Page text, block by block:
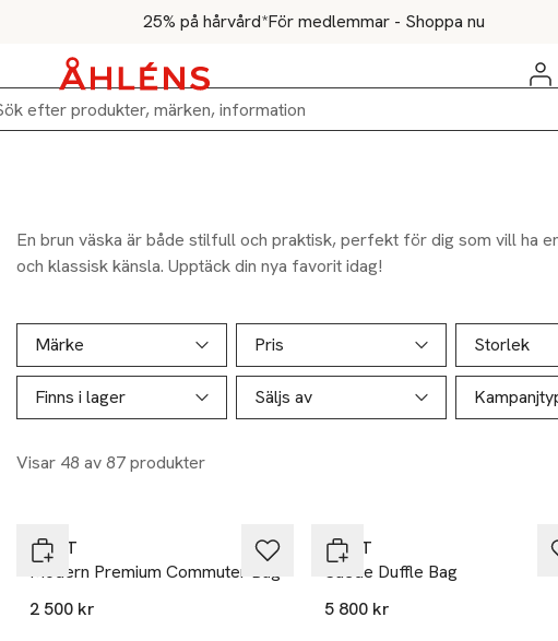
25% på hårvård*För medlemmar - Shoppa nu
En brun väska är både stilfull och praktisk, perfekt för dig som vill ha
och klassisk känsla. Upptäck din nya favorit idag!
Hoppa till produktsidan
Märke
Pris Storlek
Finns i lager Säljs av
Visar 48 av 87 produkter
Lista över produkter
GANT
Modern Premium Commuter Bag
2 500 kr
GANT
Suede Duffle Bag
5 800 kr